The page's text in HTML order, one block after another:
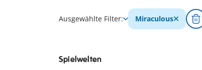
Ausgewählte Filter: Miraculous
Spielwelten